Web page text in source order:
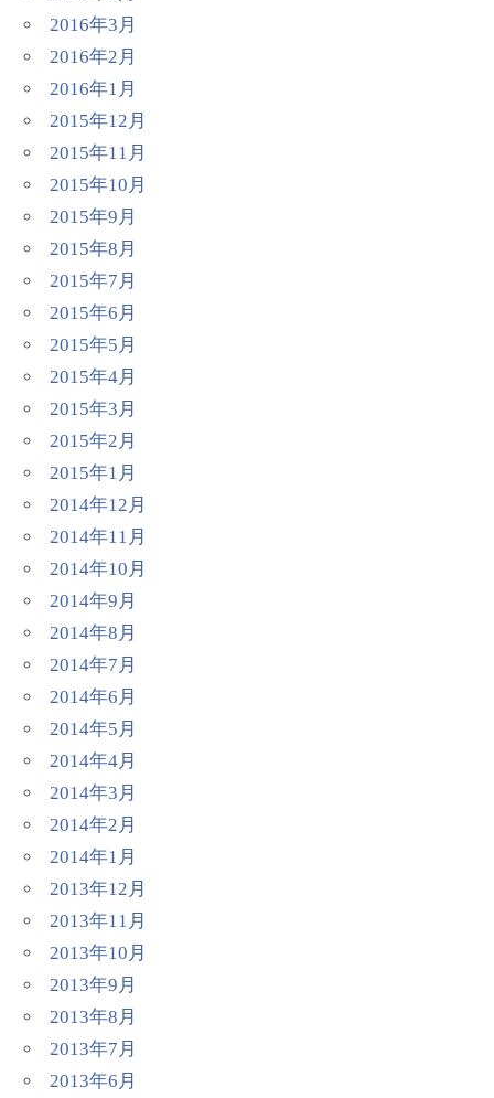
2016年3月
2016年2月
2016年1月
2015年12月
2015年11月
2015年10月
2015年9月
2015年8月
2015年7月
2015年6月
2015年5月
2015年4月
2015年3月
2015年2月
2015年1月
2014年12月
2014年11月
2014年10月
2014年9月
2014年8月
2014年7月
2014年6月
2014年5月
2014年4月
2014年3月
2014年2月
2014年1月
2013年12月
2013年11月
2013年10月
2013年9月
2013年8月
2013年7月
2013年6月